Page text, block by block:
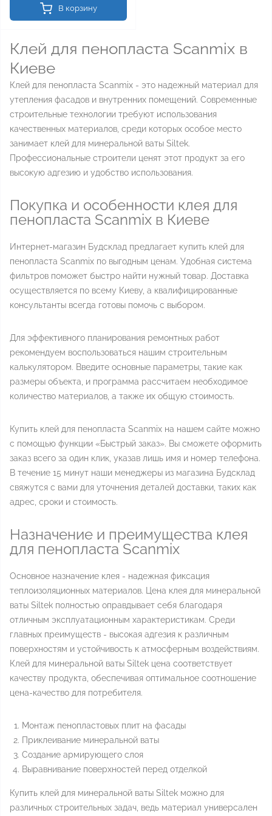
В корзину
Клей для пенопласта Scanmix в
Киеве
Клей для пенопласта Scanmix - это надежный материал для
утепления фасадов и внутренних помещений. Современные
строительные технологии требуют использования
качественных материалов, среди которых особое место
занимает клей для минеральной ваты Siltek.
Профессиональные строители ценят этот продукт за его
высокую адгезию и удобство использования.
Покупка и особенности клея для
пенопласта Scanmix в Киеве
Интернет-магазин Будсклад предлагает купить клей для
пенопласта Scanmix по выгодным ценам. Удобная система
фильтров поможет быстро найти нужный товар. Доставка
осуществляется по всему Киеву, а квалифицированные
консультанты всегда готовы помочь с выбором.
Для эффективного планирования ремонтных работ
рекомендуем воспользоваться нашим строительным
калькулятором. Введите основные параметры, такие как
размеры объекта, и программа рассчитаем необходимое
количество материалов, а также их общую стоимость.
Купить клей для пенопласта Scanmix на нашем сайте можно
с помощью функции «Быстрый заказ». Вы сможете оформить
заказ всего за один клик, указав лишь имя и номер телефона.
В течение 15 минут наши менеджеры из магазина Будсклад
свяжутся с вами для уточнения деталей доставки, таких как
адрес, сроки и стоимость.
Назначение и преимущества клея
для пенопласта Scanmix
Основное назначение клея - надежная фиксация
теплоизоляционных материалов. Цена клея для минеральной
ваты Siltek полностью оправдывает себя благодаря
отличным эксплуатационным характеристикам. Среди
главных преимуществ - высокая адгезия к различным
поверхностям и устойчивость к атмосферным воздействиям.
Клей для минеральной ваты Siltek цена соответствует
качеству продукта, обеспечивая оптимальное соотношение
цена-качество для потребителя.
Монтаж пенопластовых плит на фасады
Приклеивание минеральной ваты
Создание армирующего слоя
Выравнивание поверхностей перед отделкой
Купить клей для минеральной ваты Siltek можно для
различных строительных задач, ведь материал универсален